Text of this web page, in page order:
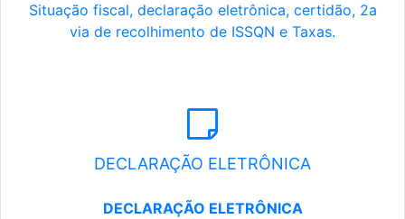
Situação fiscal, declaração eletrônica, certidão, 2a
via de recolhimento de ISSQN e Taxas.
DECLARAÇÃO ELETRÔNICA
DECLARAÇÃO ELETRÔNICA